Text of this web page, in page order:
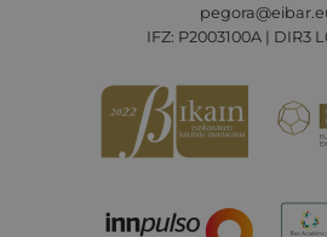
IFZ: P2003100A | DIR3